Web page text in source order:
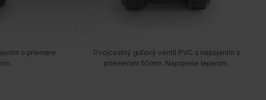
o priemere
Dvojcestný guľový ventil PVC s napojením s
priemerom 50mm. Napojenie lepením.